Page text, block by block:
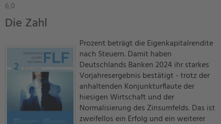
6,0
Die Zahl
Prozent beträgt die Eigenkapitalrendite
nach Steuern. Damit haben
Deutschlands Banken 2024 ihr starkes
Vorjahresergebnis bestätigt - trotz der
anhaltenden Konjunkturflaute der
hiesigen Wirtschaft und der
Normalisierung des Zinsumfelds. Das ist
zweifellos ein Erfolg und ein weiterer